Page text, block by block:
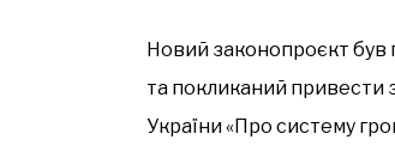
Новий законопроєкт був
та покликаний привести
України «Про систему